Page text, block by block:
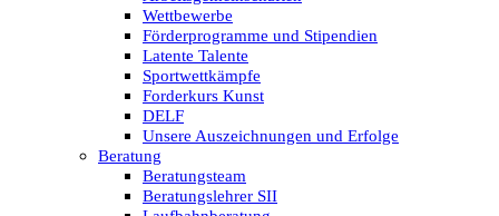
Wettbewerbe
Förderprogramme und Stipendien
Latente Talente
Sportwettkämpfe
Forderkurs Kunst
DELF
Unsere Auszeichnungen und Erfolge
Beratung
Beratungsteam
Beratungslehrer SII